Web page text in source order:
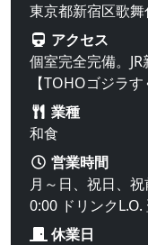
東京都新宿区歌
アクセス
個室完全完備。
【TOHOゴジラ
業種
和食
営業時間
月～日、祝日、
0:00 ドリンクL.O.
休業日